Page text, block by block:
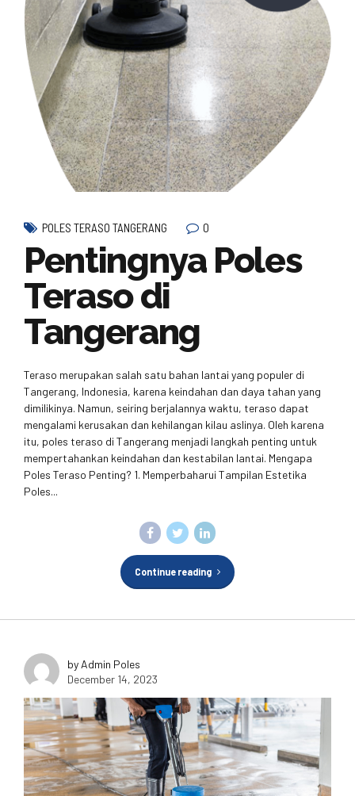
POLES TERASO TANGERANG 0
Pentingnya Poles
Teraso di
Tangerang
Teraso merupakan salah satu bahan lantai yang populer di
Tangerang, Indonesia, karena keindahan dan daya tahan yang
dimilikinya. Namun, seiring berjalannya waktu, teraso dapat
mengalami kerusakan dan kehilangan kilau aslinya. Oleh karena
itu, poles teraso di Tangerang menjadi langkah penting untuk
mempertahankan keindahan dan kestabilan lantai. Mengapa
Poles Teraso Penting? 1. Memperbaharui Tampilan Estetika
Poles...
Continue reading
by Admin Poles
December 14, 2023